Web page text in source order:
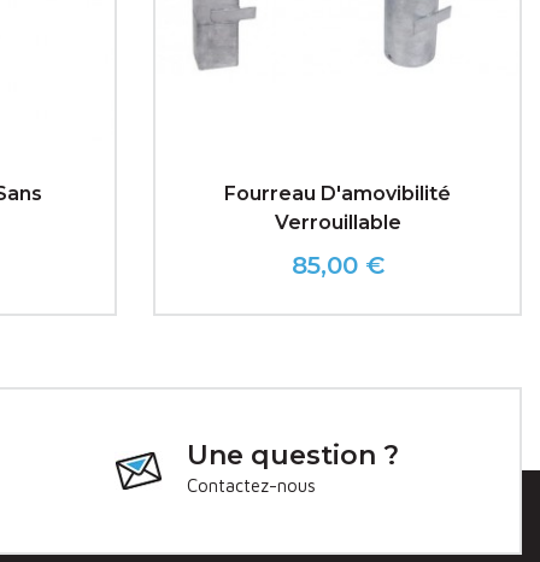
Fourreau D'amovibilité
Verrouillable
Prix
85,00 €
Une question ?
Contactez-nous